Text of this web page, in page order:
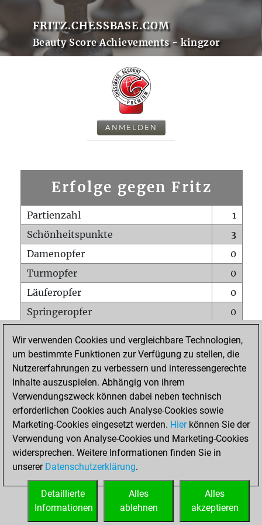
FRITZ.CHESSBASE.COM
Beauty Score Achievements - kingzor
ANMELDEN
Erfolge gegen Fritz
Partienzahl
1
Schönheitspunkte
3
Damenopfer
0
Turmopfer
0
Läuferopfer
0
Springeropfer
0
Matt auf vollem Brett
0
Bauer setzt Matt
0
Erstickte Matts
Unterverwandlungen
Türme auf der siebten
0
STARTSEITE
Wir verwenden Cookies und vergleichbare Technologien,
um bestimmte Funktionen zur Verfügung zu stellen, die
Nutzererfahrungen zu verbessern und interessengerechte
Inhalte auszuspielen. Abhängig von ihrem
Verwendungszweck können dabei neben technisch
erforderlichen Cookies auch Analyse-Cookies sowie
Marketing-Cookies eingesetzt werden. Hierkönnen Sie der
Verwendung von Analyse-Cookies und Marketing-Cookies
widersprechen. Weitere Informationen finden Sie in
unserer Datenschutzerklärung.
Alles
akzeptieren
Alles
ablehnen
Detaillierte
Informationen